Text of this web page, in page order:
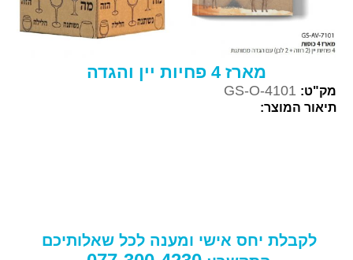
מארז 4 פחיות יין והגדה
מק"ט: GS-O-4101
תיאור המוצר:
לקבלת יחס אישי ומענה לכל שאלותיכם